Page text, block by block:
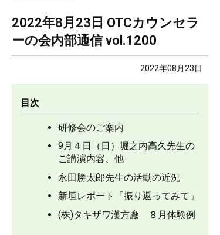
2022年8月23日 OTCカウンセラ
ーの会内部通信 vol.1200
2022年08月23日
目次
研修会のご案内
9月４日（日）堀之内高久先生の
ご講演内容、他
永田勝太郎先生の活動の近況
新垣レポート「振り返ってみて」
(株)タキザワ漢方廠 ８月体験例